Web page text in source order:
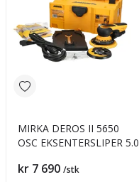
MIRKA DEROS II 5650
OSC EKSENTERSLIPER 5.0
Pris
kr 7 690 /stk